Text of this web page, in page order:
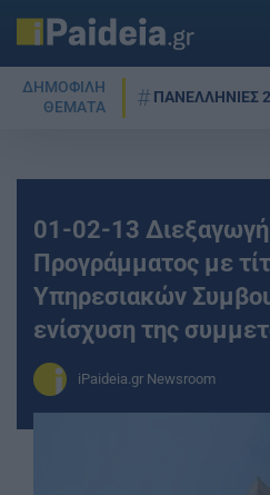
ΔΗΜΟΦΙΛΗ
ΘΕΜΑΤΑ
ΠΑΝΕΛΛΗΝΙΕΣ
01-02-13
Προγράμματος με
Υπηρεσιακών
ενίσχυση της
iPaideia.gr Newsroom